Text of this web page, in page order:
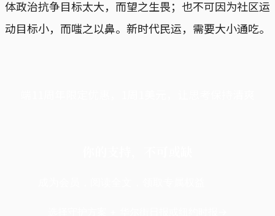
体政治抗争目标太大，而望之生畏；也不可因为社区运
动目标小，而嗤之以鼻。新时代民运，需要大小通吃。